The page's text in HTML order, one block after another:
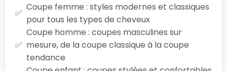
Coupe femme : styles modernes et classiques
pour tous les types de cheveux
Coupe homme : coupes masculines sur
mesure, de la coupe classique à la coupe
tendance